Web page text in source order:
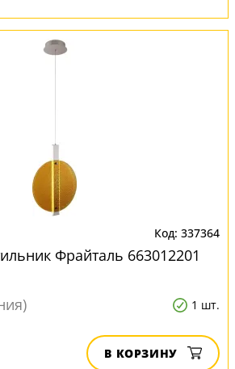
337364
Фрайталь 663012201
1 шт.
В КОРЗИНУ